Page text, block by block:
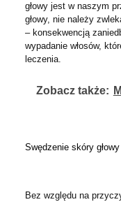
głowy jest w naszym
głowy, nie należy
– konsekwencją
wypadanie włosów,
leczenia.
Zobacz także:
Swędzenie skóry
Bez względu na